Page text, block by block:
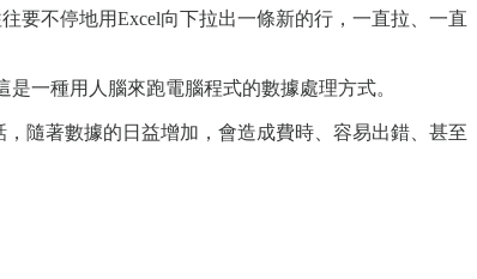
要不停地用Excel向下拉出一條新的行，一直拉、一直
一種用人腦來跑電腦程式的數據處理方式。
隨著數據的日益增加，會造成費時、容易出錯、甚至